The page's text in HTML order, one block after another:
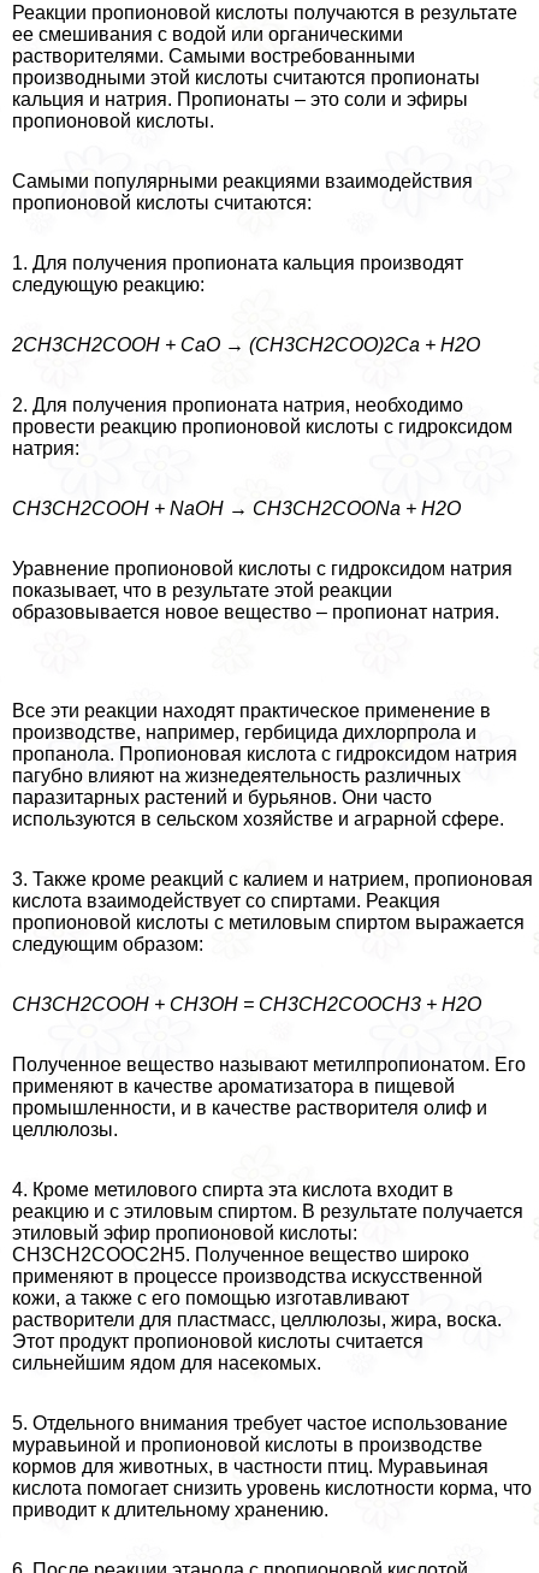
Реакции пропионовой кислоты получаются в результате
ее смешивания с водой или органическими
растворителями. Самыми востребованными
производными этой кислоты считаются пропионаты
кальция и натрия. Пропионаты – это соли и эфиры
пропионовой кислоты.
Самыми популярными реакциями взаимодействия
пропионовой кислоты считаются:
1. Для получения пропионата кальция производят
следующую реакцию:
2CH3CH2COOH + CaO → (CH3CH2COO)2Ca + H2O
2. Для получения пропионата натрия, необходимо
провести реакцию пропионовой кислоты с гидроксидом
натрия:
CH3CH2COOH + NaOH → CH3CH2COONa + H2O
Уравнение пропионовой кислоты с гидроксидом натрия
показывает, что в результате этой реакции
образовывается новое вещество – пропионат натрия.
Все эти реакции находят пpaктическое применение в
производстве, например, гербицида дихлорпрола и
пропанола. Пропионовая кислота с гидроксидом натрия
пагубно влияют на жизнедеятельность различных
паразитарных растений и бурьянов. Они часто
используются в сельском хозяйстве и аграрной сфере.
3. Также кроме реакций с калием и натрием, пропионовая
кислота взаимодействует со спиртами. Реакция
пропионовой кислоты с метиловым спиртом выражается
следующим образом:
CH3CH2COOH + СН3OH = CH3CH2COOСН3 + Н2О
Полученное вещество называют метилпропионатом. Его
применяют в качестве ароматизатора в пищевой
промышленности, и в качестве растворителя олиф и
целлюлозы.
4. Кроме метилового спирта эта кислота входит в
реакцию и с этиловым спиртом. В результате получается
этиловый эфир пропионовой кислоты:
CH3CH2COOC2H5. Полученное вещество широко
применяют в процессе производства искусственной
кожи, а также с его помощью изготавливают
растворители для пластмасс, целлюлозы, жира, воска.
Этот продукт пропионовой кислоты считается
сильнейшим ядом для насекомых.
5. Отдельного внимания требует частое использование
муравьиной и пропионовой кислоты в производстве
кормов для животных, в частности птиц. Муравьиная
кислота помогает снизить уровень кислотности корма, что
приводит к длительному хранению.